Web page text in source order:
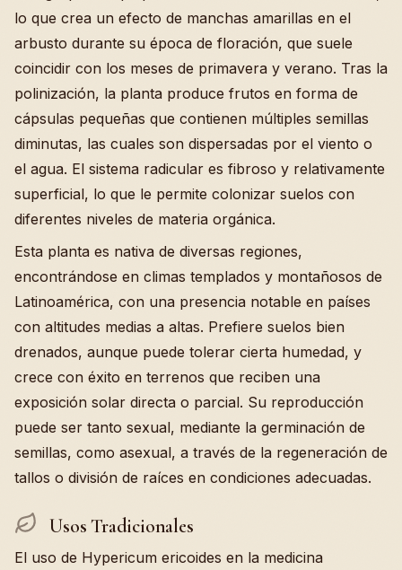
lo que crea un efecto de manchas amarillas en el
arbusto durante su época de floración, que suele
coincidir con los meses de primavera y verano. Tras la
polinización, la planta produce frutos en forma de
cápsulas pequeñas que contienen múltiples semillas
diminutas, las cuales son dispersadas por el viento o
el agua. El sistema radicular es fibroso y relativamente
superficial, lo que le permite colonizar suelos con
diferentes niveles de materia orgánica.
Esta planta es nativa de diversas regiones,
encontrándose en climas templados y montañosos de
Latinoamérica, con una presencia notable en países
con altitudes medias a altas. Prefiere suelos bien
drenados, aunque puede tolerar cierta humedad, y
crece con éxito en terrenos que reciben una
exposición solar directa o parcial. Su reproducción
puede ser tanto sexual, mediante la germinación de
semillas, como asexual, a través de la regeneración de
tallos o división de raíces en condiciones adecuadas.
Usos Tradicionales
El uso de Hypericum ericoides en la medicina